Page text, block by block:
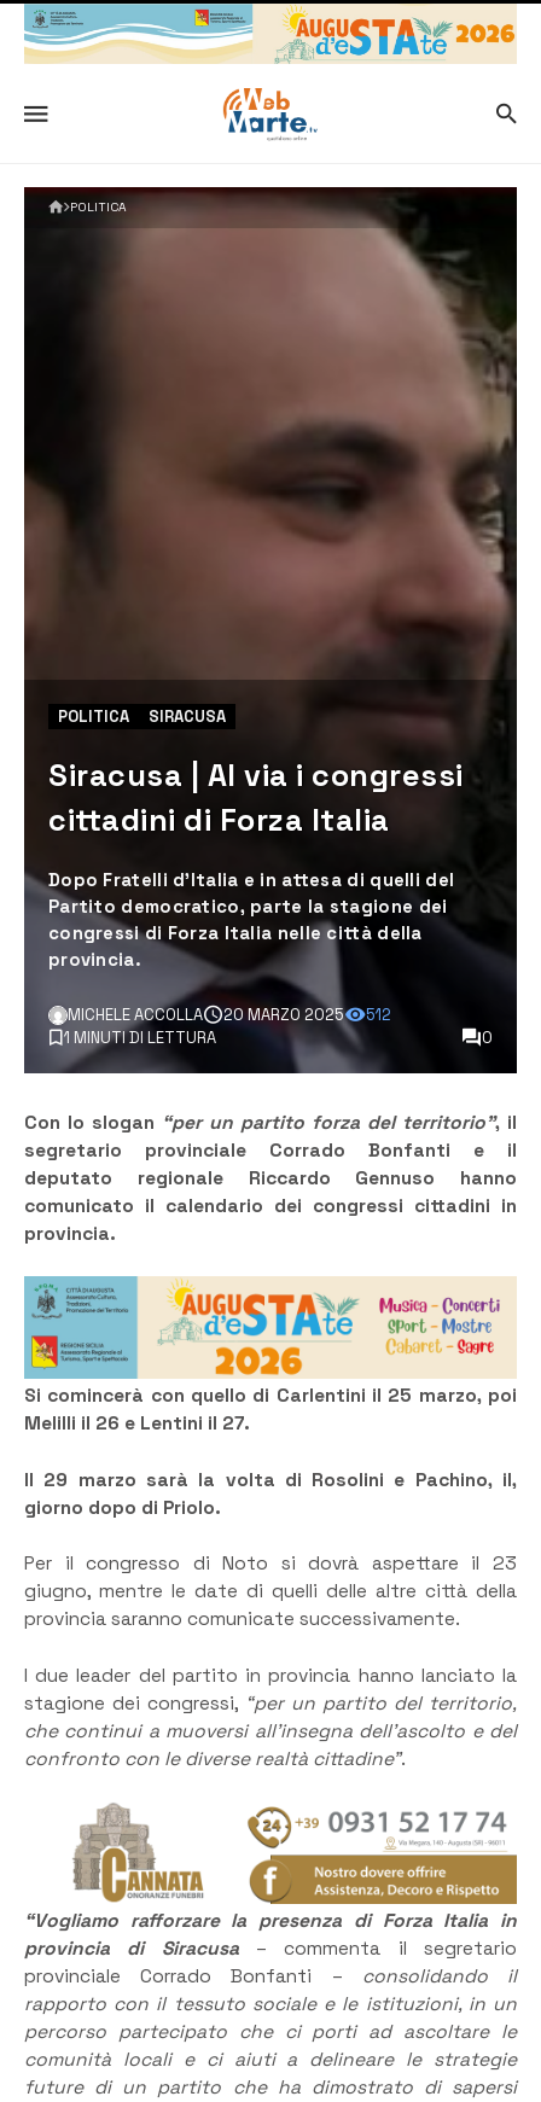
POLITICA
POLITICA SIRACUSA
Siracusa | Al via i congressi
cittadini di Forza Italia
Dopo Fratelli d’Italia e in attesa di quelli del
Partito democratico, parte la stagione dei
congressi di Forza Italia nelle città della
provincia.
MICHELE ACCOLLA 20 MARZO 2025
512
1 MINUTI DI LETTURA
0
Con lo slogan “per un partito forza del territorio”, il
segretario provinciale Corrado Bonfanti e il
deputato regionale Riccardo Gennuso hanno
comunicato il calendario dei congressi cittadini in
provincia.
Si comincerà con quello di Carlentini il 25 marzo, poi
Melilli il 26 e Lentini il 27.
Il 29 marzo sarà la volta di Rosolini e Pachino, il,
giorno dopo di Priolo.
Per il congresso di Noto si dovrà aspettare il 23
giugno, mentre le date di quelli delle altre città della
provincia saranno comunicate successivamente.
I due leader del partito in provincia hanno lanciato la
stagione dei congressi, “per un partito del territorio,
che continui a muoversi all’insegna dell’ascolto e del
confronto con le diverse realtà cittadine”.
“Vogliamo rafforzare la presenza di Forza Italia in
provincia di Siracusa– commenta il segretario
provinciale Corrado Bonfanti – consolidando il
rapporto con il tessuto sociale e le istituzioni, in un
percorso partecipato che ci porti ad ascoltare le
comunità locali e ci aiuti a delineare le strategie
future di un partito che ha dimostrato di sapersi